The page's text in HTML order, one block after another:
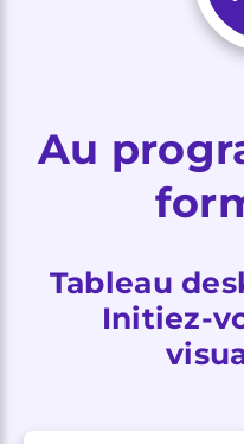
Au
Tableau
Initiez-